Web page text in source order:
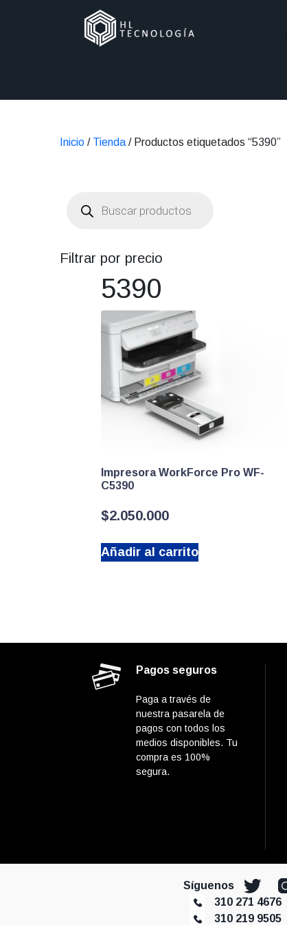
Inicio / Tienda / Productos etiquetados “5390”
productos
Filtrar por precio
5390
Impresora WorkForce Pro WF-
C5390
$2.050.000
Añadir al carrito
Pagos seguros
Paga a través de
nuestra pasarela de
pagos con todos los
medios disponibles. Tu
compra es 100%
segura.
Síguenos
310 271 4676
310 219 9505